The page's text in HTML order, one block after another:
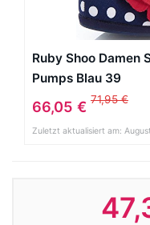
Ruby Shoo Damen
Pumps Blau 39
66,05 € 71,95 €
Zuletzt aktualisiert am: